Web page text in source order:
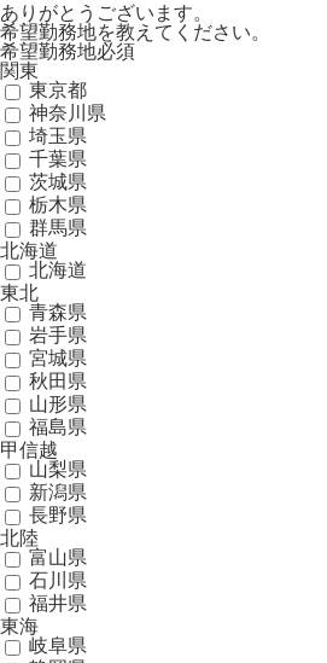
ありがとうございます。
希望勤務地を教えてください。
希望勤務地必須
関東
東京都
神奈川県
埼玉県
千葉県
茨城県
栃木県
群馬県
北海道
北海道
東北
青森県
岩手県
宮城県
秋田県
山形県
福島県
甲信越
山梨県
新潟県
長野県
北陸
富山県
石川県
福井県
東海
岐阜県